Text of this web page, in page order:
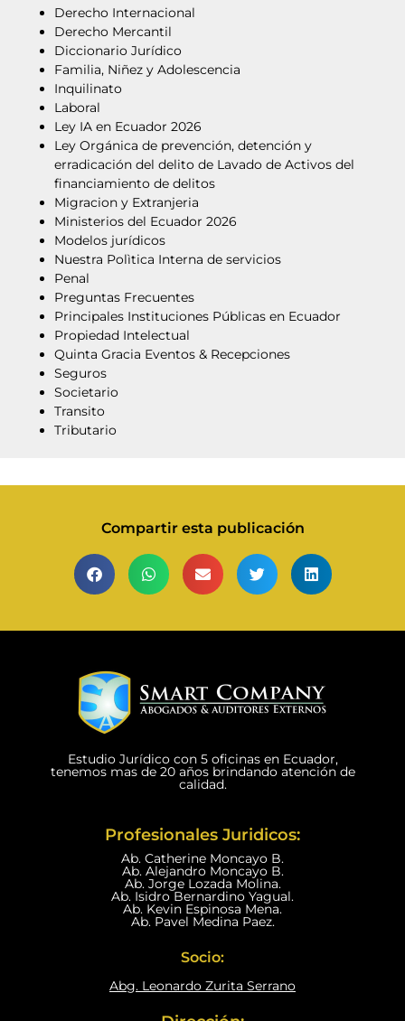
Derecho Internacional
Derecho Mercantil
Diccionario Jurídico
Familia, Niñez y Adolescencia
Inquilinato
Laboral
Ley IA en Ecuador 2026
Ley Orgánica de prevención, detención y
erradicación del delito de Lavado de Activos del
financiamiento de delitos
Migracion y Extranjeria
Ministerios del Ecuador 2026
Modelos jurídicos
Nuestra Polìtica Interna de servicios
Penal
Preguntas Frecuentes
Principales Instituciones Públicas en Ecuador
Propiedad Intelectual
Quinta Gracia Eventos & Recepciones
Seguros
Societario
Transito
Tributario
Compartir esta publicación
Estudio Jurídico con 5 oficinas en Ecuador,
tenemos mas de 20 años brindando atención de
calidad.
Profesionales Juridicos:
Ab. Catherine Moncayo B.
Ab. Alejandro Moncayo B.
Ab. Jorge Lozada Molina.
Ab. Isidro Bernardino Yagual.
Ab. Kevin Espinosa Mena.
Ab. Pavel Medina Paez.
Socio:
Abg. Leonardo Zurita Serrano